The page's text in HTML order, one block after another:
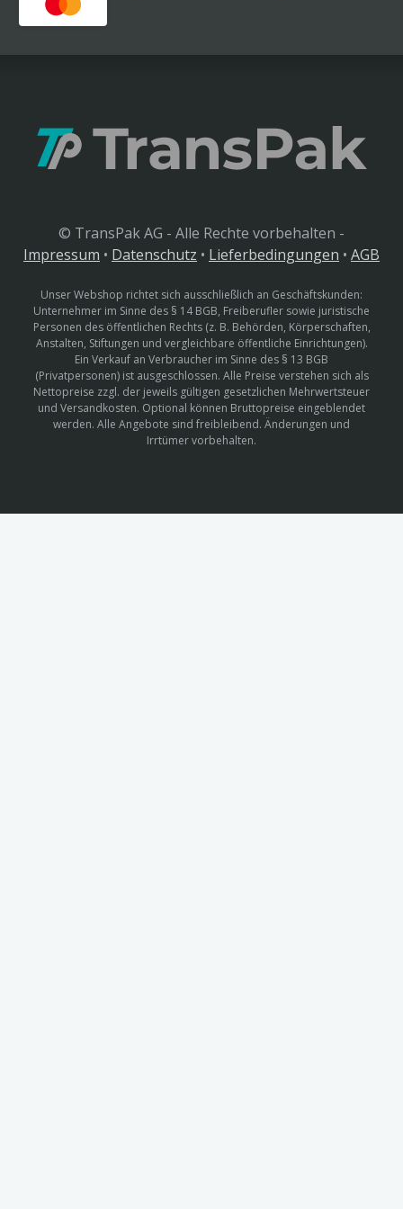
© TransPak AG - Alle Rechte vorbehalten -
Impressum • Datenschutz • Lieferbedingungen • AGB
Unser Webshop richtet sich ausschließlich an Geschäftskunden:
Unternehmer im Sinne des § 14 BGB, Freiberufler sowie juristische
Personen des öffentlichen Rechts (z. B. Behörden, Körperschaften,
Anstalten, Stiftungen und vergleichbare öffentliche Einrichtungen).
Ein Verkauf an Verbraucher im Sinne des § 13 BGB
(Privatpersonen) ist ausgeschlossen. Alle Preise verstehen sich als
Nettopreise zzgl. der jeweils gültigen gesetzlichen Mehrwertsteuer
und Versandkosten. Optional können Bruttopreise eingeblendet
werden. Alle Angebote sind freibleibend. Änderungen und
Irrtümer vorbehalten.